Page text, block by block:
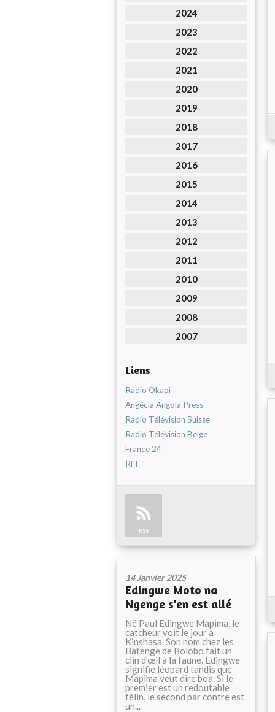
2024
2023
2022
2021
2020
2019
2018
2017
2016
2015
2014
2013
2012
2011
2010
2009
2008
2007
Liens
Radio Okapi
Angêcia Angola Press
Radio Télévision Suisse
Radio Télévision Belge
France 24
RFI
RSS
14 Janvier 2025
Edingwe Moto na
Ngenge s'en est allé
Né Paul Edingwe Mapima, le
catcheur voit le jour à
Kinshasa. Son nom chez les
Batenge de Bolobo fait un
clin d’œil à la faune. Edingwe
signifie léopard tandis que
Mapima veut dire boa. Si le
premier est un redoutable
félin, le second par contre est
un...